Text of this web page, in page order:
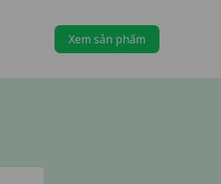
Xem sản phẩm